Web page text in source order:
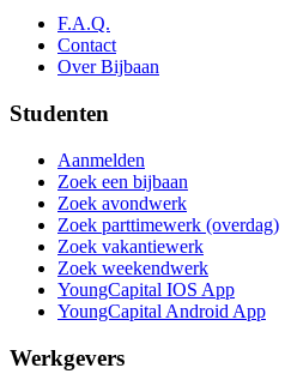
F.A.Q.
Contact
Over Bijbaan
Studenten
Aanmelden
Zoek een bijbaan
Zoek avondwerk
Zoek parttimewerk (overdag)
Zoek vakantiewerk
Zoek weekendwerk
YoungCapital IOS App
YoungCapital Android App
Werkgevers